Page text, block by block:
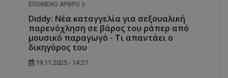
ΕΠΌΜΕΝΟ ΆΡΘΡΟ
Diddy: Νέα καταγγελία για σεξουαλική
παρενόχληση σε βάρος του ράπερ από
μουσικό παραγωγό - Τι απαντάει ο
δικηγόρος του
19.11.2025 - 14:27